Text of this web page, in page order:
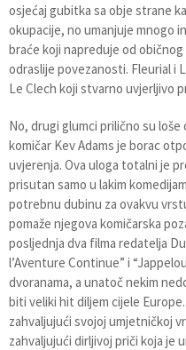
osjećaj gubitka sa obje strane
okupacije, no umanjuje mnogo
braće koji napreduje od
odraslije povezanosti. Fleurial i
Le Clech koji stvarno uvjerljivo
No, drugi glumci prilično su
komičar Kev Adams je borac
uvjerenja. Ova uloga totalni je
prisutan samo u lakim
potrebnu dubinu za ovakvu
pomaže njegova komičarska
posljednja dva filma redatelja
l’Aventure Continue” i
dvoranama, a unatoč nekim
biti veliki hit diljem cijele
zahvaljujući svojoj umjetničkoj
zahvaljujući dirljivoj priči koja je